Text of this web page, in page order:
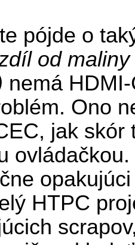
pójde o
od
nemá
Ono
jak
HTPC